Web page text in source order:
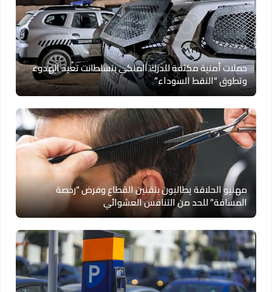
حملات أمنية مكثفة للدرك الملكي بتسلطانت تعيد الهدوء
وتطوق “النقط السوداء”
مهنيو الحلاقة يطالبون بتقنين القطاع وفرض “رخصة
المسافة” للحد من التنافس العشوائي